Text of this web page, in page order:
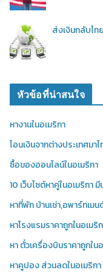
ส่งเงินกลับไท
หัวข้อที่น่าสนใจ
หางานในอเมริกา
โอนเงินจากต่างประเทศม
ซื้อของออนไลน์ในอเมริกา
10 เว็บไซต์หาคู่ในอเมริกา
หาที่พัก บ้านเช่า,อพาร์ทเมน
หาโรงแรมราคาถูกในอเมริ
หา ตั๋วเครื่องบินราคาถูกใน
หาคูปอง ส่วนลดในอเมริกา